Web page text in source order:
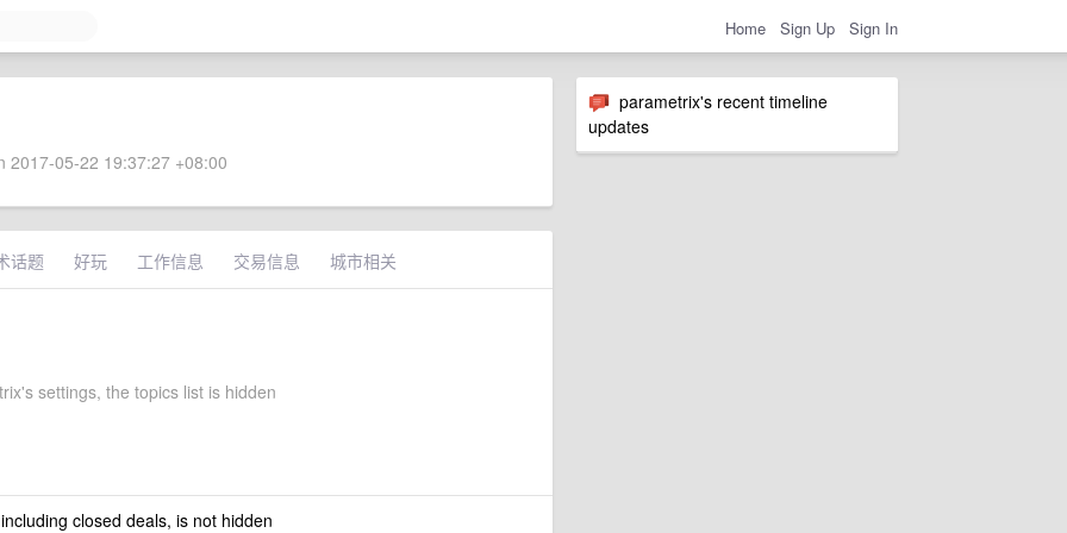
Home Sign Up Sign In
parametrix's recent timeline
updates
2017-05-22 19:37:27 +08:00
话题 好玩 工作信息 交易信息 城市相关
settings, the topics list is hidden
closed deals, is not hidden